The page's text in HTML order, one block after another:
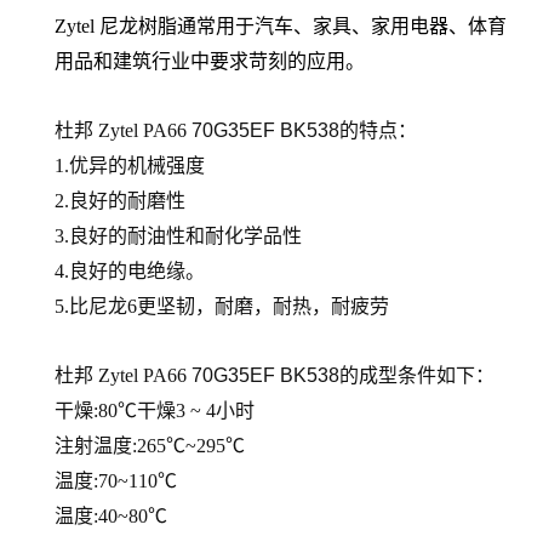
Zytel 尼龙树脂通常用于汽车、家具、家用电器、体育
用品和建筑行业中要求苛刻的应用。
杜邦 Zytel PA66 70G35EF BK538的特点：
1.优异的机械强度
2.良好的耐磨性
3.良好的耐油性和耐化学品性
4.良好的电绝缘。
5.比尼龙6更坚韧，耐磨，耐热，耐疲劳
杜邦 Zytel PA66 70G35EF BK538的成型条件如下：
干燥:80℃干燥3 ~ 4小时
注射温度:265℃~295℃
温度:70~110℃
温度:40~80℃